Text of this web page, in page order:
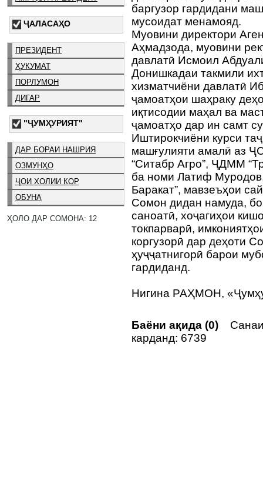
ҶАЛАСАҲО
ПРЕЗИДЕНТ
ҲУКУМАТ
ПОРЛУМОН
ДИГАР
"ҶУМҲУРИЯТ"
ДАР БОРАИ НАШРИЯ
ОЗМУНҲО
ҶОИ ХОЛИИ КОР
ОБУНА
ҲОЛО ДАР СОМОНА: 12
баргузор гардидани
мусоидат менамояд.
Муовини директори
Аҳмадзода, муовини
давлатӣ Исмоил
Донишкадаи такмили
хизматчиёни давлатӣ
ҷамоатҳои шаҳраку
иқтисодии маҳал ва
ҷамоатҳо дар ин самт
Иштирокчиёни курси
машғулияти амалӣ аз
“Ситабр Агро”, ҶДММ
ба номи Латиф
Баракат”, мавзеъҳои
Сомон дидан намуда,
саноатӣ, хоҷагиҳои
токпарварӣ,
коргузорӣ дар деҳоти
ҳуҷҷатнигорӣ барои
гардиданд.
Нигина РАҲМОН,
Баёни ақида (0)
карданд: 6739